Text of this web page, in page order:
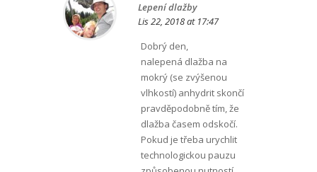
Lepení dlažby
Lis 22, 2018 at 17:47
Dobrý den,
nalepená dlažba na
mokrý (se zvýšenou
vlhkostí) anhydrit skončí
pravděpodobně tím, že
dlažba časem odskočí.
Pokud je třeba urychlit
technologickou pauzu